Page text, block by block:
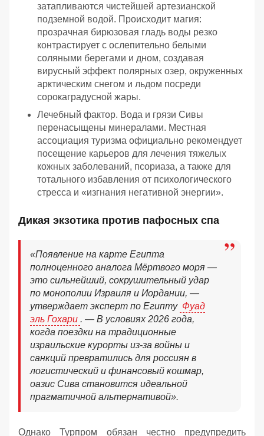
затапливаются чистейшей артезианской
подземной водой. Происходит магия:
прозрачная бирюзовая гладь воды резко
контрастирует с ослепительно белыми
соляными берегами и дном, создавая
вирусный эффект полярных озер, окруженных
арктическим снегом и льдом посреди
сорокаградусной жары.
Лечебный фактор. Вода и грязи Сивы
перенасыщены минералами. Местная
ассоциация туризма официально рекомендует
посещение карьеров для лечения тяжелых
кожных заболеваний, псориаза, а также для
тотального избавления от психологического
стресса и «изгнания негативной энергии».
Дикая экзотика против пафосных спа
«Появление на карте Египта
полноценного аналога Мёртвого моря —
это сильнейший, сокрушительный удар
по монополии Израиля и Иордании, —
утверждает эксперт по Египту Фуад
эль Гохари . — В условиях 2026 года,
когда поездки на традиционные
израильские курорты из-за войны и
санкций превратились для россиян в
логистический и финансовый кошмар,
оазис Сива становится идеальной
прагматичной альтернативой».
Однако Турпром обязан честно предупредить